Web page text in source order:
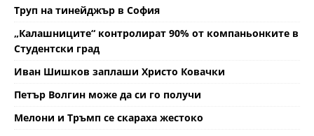
Труп на тинейджър в София
„Калашниците“ контролират 90% от компаньонките в
Студентски град
Иван Шишков заплаши Христо Ковачки
Петър Волгин може да си го получи
Мелони и Тръмп се скараха жестоко